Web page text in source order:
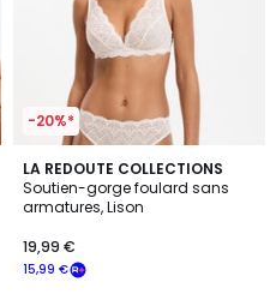
-20%*
LA REDOUTE COLLECTIONS
Soutien-gorge foulard sans
armatures, Lison
15,99 €
19,99 €
4,5
/ 5
3
Couleurs